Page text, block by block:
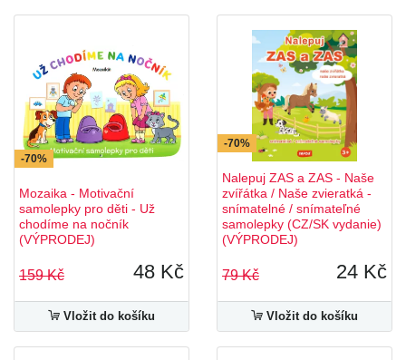
-70%
Mozaika - Motivační
samolepky pro děti - Už
chodíme na nočník
(VÝPRODEJ)
159 Kč 48 Kč
Vložit do košíku
-70%
Nalepuj ZAS a ZAS - Naše
zvířátka / Naše zvieratká -
snímatelné / snímateľné
samolepky (CZ/SK vydanie)
(VÝPRODEJ)
79 Kč 24 Kč
Vložit do košíku